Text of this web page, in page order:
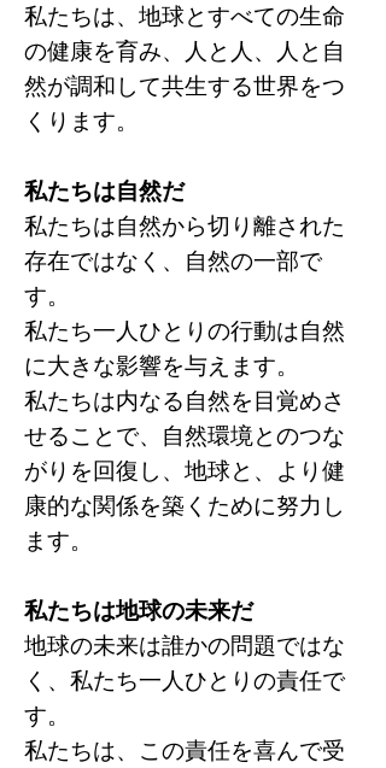
私たちは、地球とすべての生命
の健康を育み、人と人、人と自
然が調和して共生する世界をつ
くります。
私たちは自然だ
私たちは自然から切り離された
存在ではなく、自然の一部で
す。
私たち一人ひとりの行動は自然
に大きな影響を与えます。
私たちは内なる自然を目覚めさ
せることで、自然環境とのつな
がりを回復し、地球と、より健
康的な関係を築くために努力し
ます。
私たちは地球の未来だ
地球の未来は誰かの問題ではな
く、私たち一人ひとりの責任で
す。
私たちは、この責任を喜んで受